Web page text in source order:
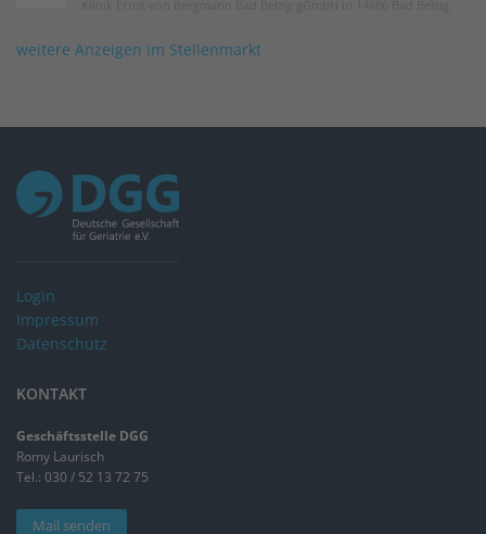
weitere Anzeigen im Stellenmarkt
Login
Impressum
Datenschutz
KONTAKT
Geschäftsstelle DGG
Romy Laurisch
Tel.: 030 / 52 13 72 75
Mail senden